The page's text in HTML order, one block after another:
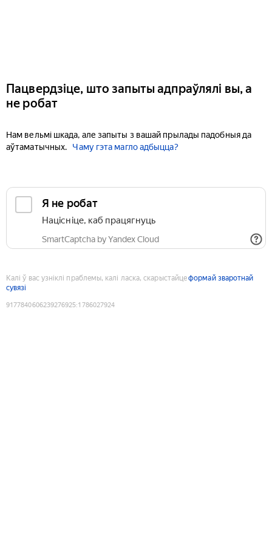
Пацвердзіце, што запыты адпраўлялі вы, а
не робат
Нам вельмі шкада, але запыты з вашай прылады падобныя да
аўтаматычных.
Чаму гэта магло адбыцца?
Я не робат
Націсніце, каб працягнуць
SmartCaptcha by Yandex Cloud
Калі ў вас узніклі праблемы, калі ласка, скарыстайцеформай зваротнай
сувязі
9177840606239276925:1786027924